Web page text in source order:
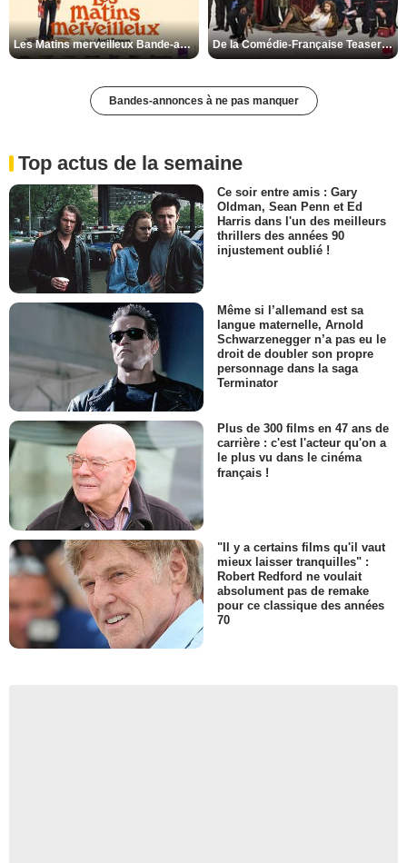
Les Matins merveilleux Bande-annonce VF De la Comédie-Française Teaser VF
Bandes-annonces à ne pas manquer
Top actus de la semaine
Ce soir entre amis : Gary
Oldman, Sean Penn et Ed
Harris dans l'un des meilleurs
thrillers des années 90
injustement oublié !
Même si l’allemand est sa
langue maternelle, Arnold
Schwarzenegger n’a pas eu le
droit de doubler son propre
personnage dans la saga
Terminator
Plus de 300 films en 47 ans de
carrière : c'est l'acteur qu'on a
le plus vu dans le cinéma
français !
"Il y a certains films qu'il vaut
mieux laisser tranquilles" :
Robert Redford ne voulait
absolument pas de remake
pour ce classique des années
70